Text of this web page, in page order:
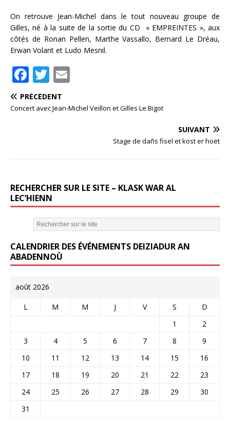
On retrouve Jean-Michel dans le tout nouveau groupe de
Gilles, né à la suite de la sortie du CD « EMPREINTES », aux
côtés de Ronan Pellen, Marthe Vassallo, Bernard Le Dréau,
Erwan Volant et Ludo Mesnil.
F
a
c
k
T
w
it ai
PRÉCÉDENT
Concert avec Jean-Michel Veillon et Gilles Le Bigot
SUIVANT
Stage de dañs fisel et kost er hoët
RECHERCHER SUR LE SITE – KLASK WAR AL
LEC’HIENN
CALENDRIER DES ÉVÉNEMENTS DEIZIADUR AN
ABADENNOÙ
août 2026
L M M J V S
D
1
2
3
4 5 6 7 8
9
10
11 12 13 14 15
16
17
18 19 20 21 22
23
24
25 26 27 28 29
30
31